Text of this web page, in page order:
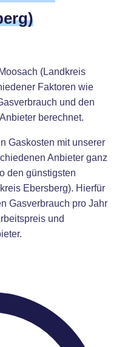
(Landkreis
Faktoren wie
und den
berechnet.
Gaskosten mit unserer
Anbieter ganz
den günstigsten
Ebersberg). Hierfür
Gasverbrauch pro Jahr
und